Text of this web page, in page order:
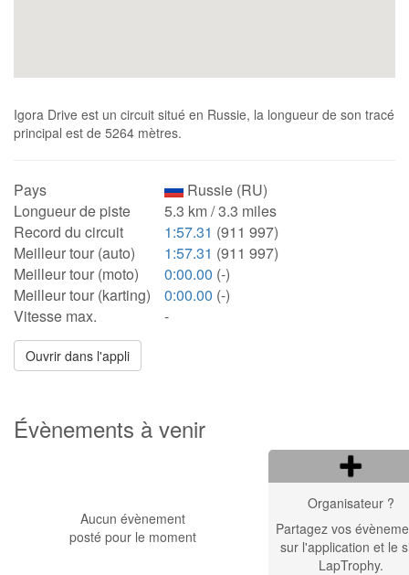
Igora Drive est un circuit situé en Russie, la longueur de son tracé
principal est de 5264 mètres.
Pays
Russie (RU)
Longueur de piste
5.3 km / 3.3 miles
Record du circuit
1:57.31 (911 997)
Meilleur tour (auto)
1:57.31 (911 997)
Meilleur tour (moto)
0:00.00 (-)
Meilleur tour (karting)
0:00.00 (-)
Vitesse max.
-
Ouvrir dans l'appli
Évènements à venir
Aucun évènement
posté pour le moment
Organisateur ?
Partagez vos
sur l'application et le
LapTrophy.